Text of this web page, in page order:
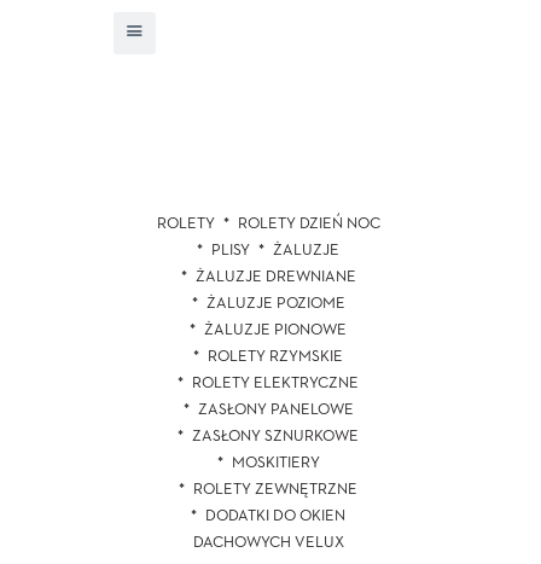
ROLETY
ROLETY DZIEŃ NOC
PLISY
ŻALUZJE
ŻALUZJE DREWNIANE
ŻALUZJE POZIOME
ŻALUZJE PIONOWE
ROLETY RZYMSKIE
ROLETY ELEKTRYCZNE
ZASŁONY PANELOWE
ZASŁONY SZNURKOWE
MOSKITIERY
ROLETY ZEWNĘTRZNE
DODATKI DO OKIEN
DACHOWYCH VELUX